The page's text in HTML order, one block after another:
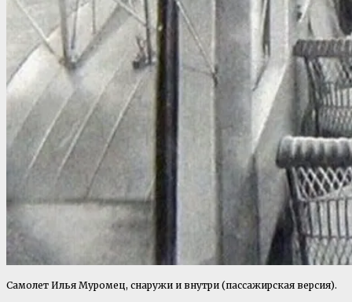
Самолет Илья Муромец, снаружи и внутри (пассажирская версия).